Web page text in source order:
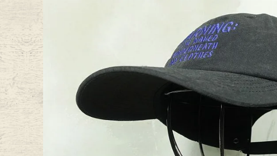
ご利用ガイド International
店舗紹介 特集一覧
ブランドから探す スタッフコーディネー
年代から探す 古着卸DOCK